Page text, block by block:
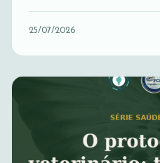
25/07/2026